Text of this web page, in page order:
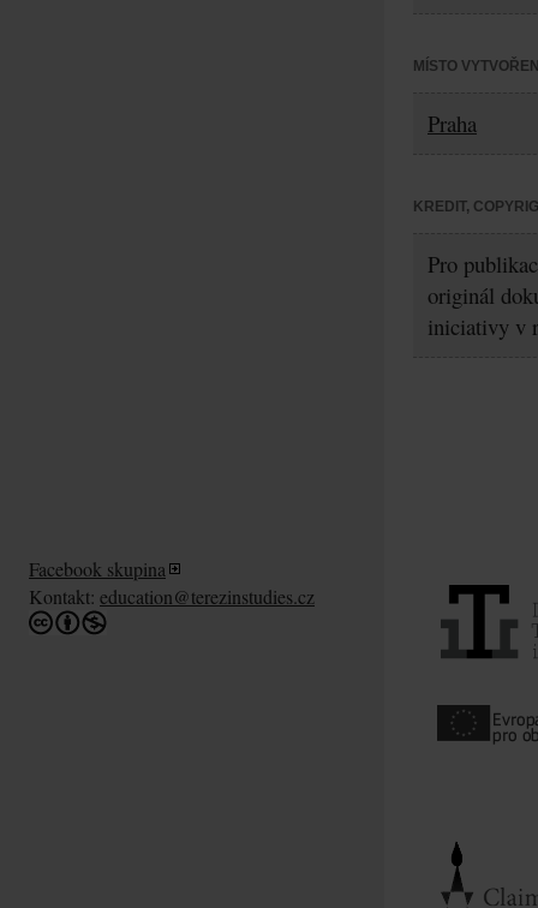
MÍSTO
Praha
KREDIT,
Pro
originál
iniciativy v
Facebook skupina
Kontakt: education@terezinstudies.cz